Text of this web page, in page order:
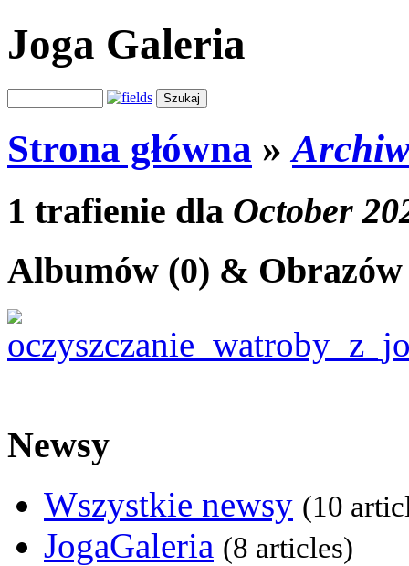
Joga Galeria
Strona główna »
1 trafienie dla October
Albumów (0) & Obrazów
Newsy
Wszystkie newsy (10
JogaGaleria (8 articles)